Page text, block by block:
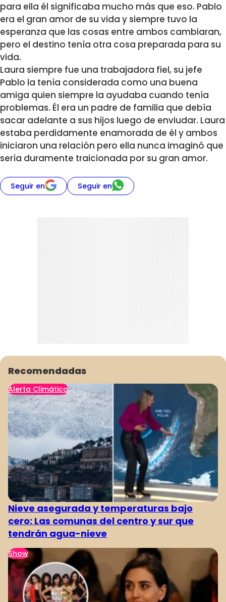
para ella él significaba mucho más que eso. Pablo
era el gran amor de su vida y siempre tuvo la
esperanza que las cosas entre ambos cambiaran,
pero el destino tenía otra cosa preparada para su
vida.
Laura siempre fue una trabajadora fiel, su jefe
Pablo la tenía considerada como una buena
amiga quien siempre la ayudaba cuando tenía
problemas. Él era un padre de familia que debía
sacar adelante a sus hijos luego de enviudar. Laura
estaba perdidamente enamorada de él y ambos
iniciaron una relación pero ella nunca imaginó que
sería duramente traicionada por su gran amor.
Seguir en Seguir en
Recomendadas
Alerta Climática
Nieve asegurada y temperaturas bajo
cero: Las comunas del centro y sur que
tendrán agua-nieve
Show